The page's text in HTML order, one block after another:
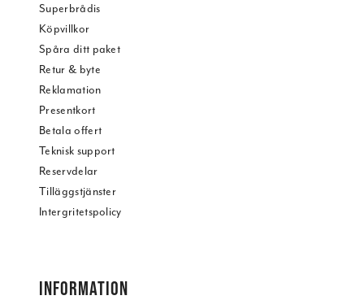
Superbrådis
Köpvillkor
Spåra ditt paket
Retur & byte
Reklamation
Presentkort
Betala offert
Teknisk support
Reservdelar
Tilläggstjänster
Intergritetspolicy
INFORMATION